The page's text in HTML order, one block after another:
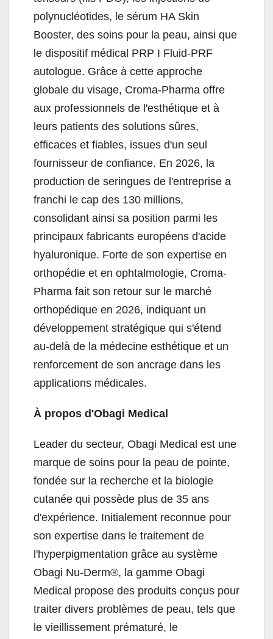
polynucléotides, le sérum HA Skin
Booster, des soins pour la peau, ainsi que
le dispositif médical PRP I Fluid-PRF
autologue. Grâce à cette approche
globale du visage, Croma-Pharma offre
aux professionnels de l'esthétique et à
leurs patients des solutions sûres,
efficaces et fiables, issues d'un seul
fournisseur de confiance. En 2026, la
production de seringues de l'entreprise a
franchi le cap des 130 millions,
consolidant ainsi sa position parmi les
principaux fabricants européens d'acide
hyaluronique. Forte de son expertise en
orthopédie et en ophtalmologie, Croma-
Pharma fait son retour sur le marché
orthopédique en 2026, indiquant un
développement stratégique qui s'étend
au-delà de la médecine esthétique et un
renforcement de son ancrage dans les
applications médicales.
À propos d'Obagi Medical
Leader du secteur, Obagi Medical est une
marque de soins pour la peau de pointe,
fondée sur la recherche et la biologie
cutanée qui possède plus de 35 ans
d'expérience. Initialement reconnue pour
son expertise dans le traitement de
l'hyperpigmentation grâce au système
Obagi Nu-Derm®, la gamme Obagi
Medical propose des produits conçus pour
traiter divers problèmes de peau, tels que
le vieillissement prématuré, le